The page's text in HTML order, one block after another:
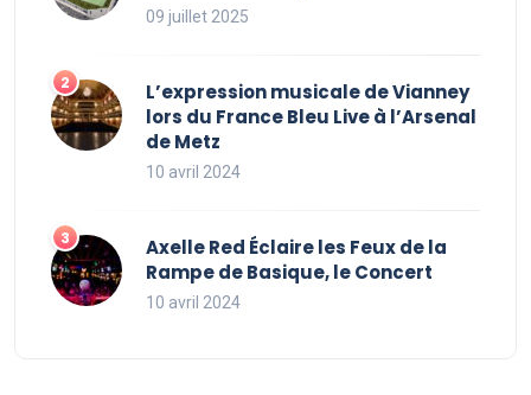
09 juillet 2025
L’expression musicale de Vianney
lors du France Bleu Live à l’Arsenal
de Metz
10 avril 2024
Axelle Red Éclaire les Feux de la
Rampe de Basique, le Concert
10 avril 2024